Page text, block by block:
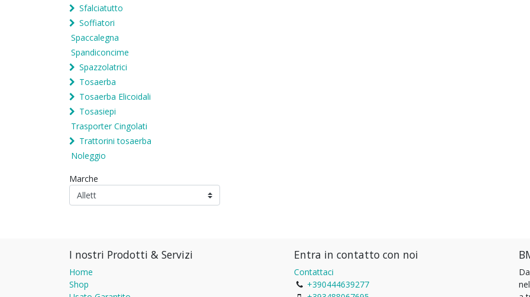
Sfalciatutto
Soffiatori
Spaccalegna
Spandiconcime
Spazzolatrici
Tosaerba
Tosaerba Elicoidali
Tosasiepi
Trasporter Cingolati
Trattorini tosaerba
Noleggio
Marche
I nostri Prodotti & Servizi
Home
Shop
Entra in contatto con noi
Contattaci
+390444639277